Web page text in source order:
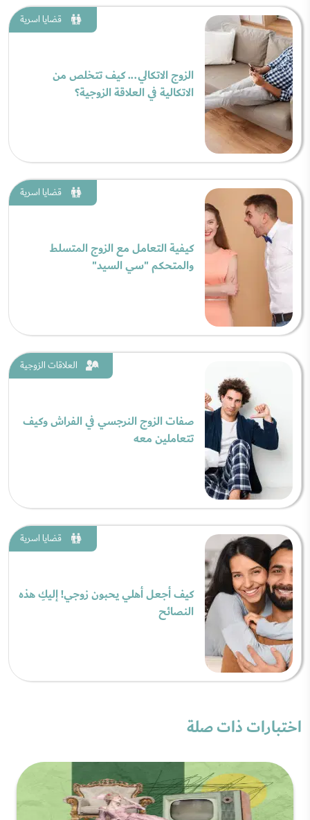
قضايا اسرية
الزوج الاتكالي... كيف تتخلص من
الاتكالية في العلاقة الزوجية؟
قضايا اسرية
كيفية التعامل مع الزوج المتسلط
والمتحكم "سي السيد"
العلاقات الزوجية
صفات الزوج النرجسي في الفراش وكيف
تتعاملين معه
قضايا اسرية
كيف أجعل أهلي يحبون زوجي! إليكِ هذه
النصائح
اختبارات ذات صلة